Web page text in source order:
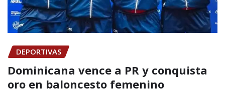
DEPORTIVAS
Dominicana vence a PR y conquista
oro en baloncesto femenino